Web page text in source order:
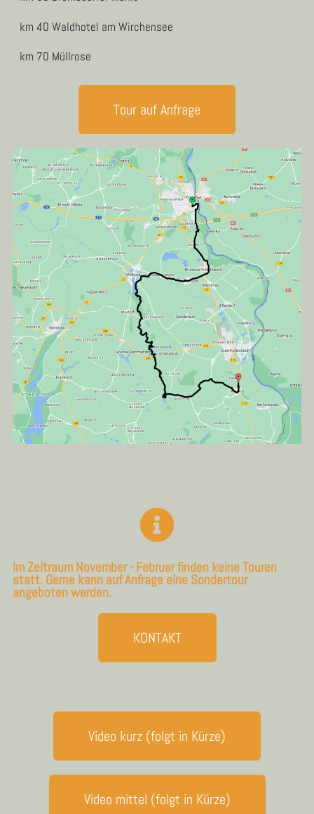
km 40 Waldhotel am Wirchensee
km 70 Müllrose
Tour auf Anfrage
Im Zeitraum November - Februar finden keine Touren
statt. Gerne kann auf Anfrage eine Sondertour
angeboten werden.
KONTAKT
Video kurz (folgt in Kürze)
Video mittel (folgt in Kürze)